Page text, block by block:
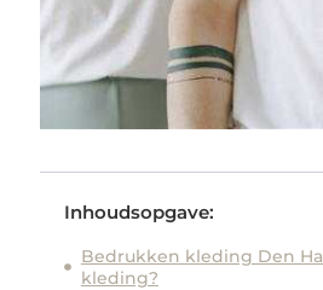
Inhoudsopgave:
Bedrukken kleding Den
kleding?